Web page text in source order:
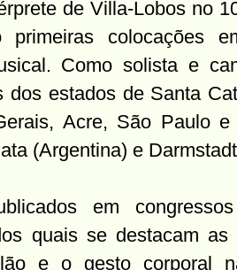
de Villa-Lobos no
colocações
Como solista e
dos estados de Santa
Acre, São Paulo
(Argentina) e
em
quais se destacam
e o gesto corporal